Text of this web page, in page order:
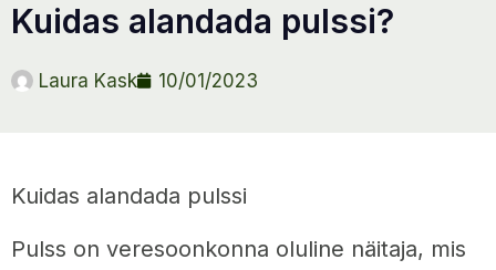
kuidas alandada pulssi?
Laura Kask 10/01/2023
Kuidas alandada pulssi
Pulss on veresoonkonna oluline näitaja, mis